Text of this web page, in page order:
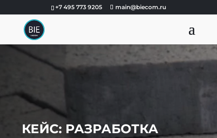
+7 495 773 9205 main@biecom.ru
КЕЙС: РАЗРАБОТКА